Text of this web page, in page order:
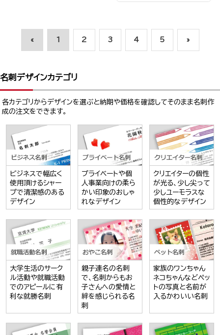
« 1 2 3 4 5 »
名刺デザインカテゴリ
各カテゴリからデザインを選ぶと納期や価格を確認してそのまま名刺作
成の注文をできます。
ビジネスで幅広く
使用頂けるシャー
プで清潔感のある
デザイン
プライベートや個
人事業向けの柔ら
かい印象のおしゃ
れなデザイン
クリエイターの個性
が光る、少し尖って
少しユーモラスな
個性的なデザイン
大学生活のサーク
ル活動や就職活動
でのアピールに有
利な就勝名刺
親子連名の名刺
で、名刺からもお
子さんへの愛情と
絆を感じられる名
刺
家族のワンちゃん
ネコちゃんなどペッ
トの写真と名前が
入るかわいい名刺